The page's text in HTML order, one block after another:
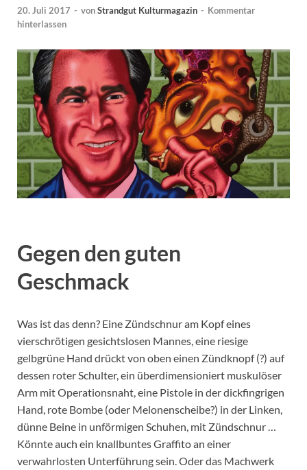
20. Juli 2017 - vonStrandgut Kulturmagazin - Kommentar
hinterlassen
Gegen den guten
Geschmack
Was ist das denn? Eine Zündschnur am Kopf eines
vierschrötigen gesichtslosen Mannes, eine riesige
gelbgrüne Hand drückt von oben einen Zündknopf (?) auf
dessen roter Schulter, ein überdimensioniert muskulöser
Arm mit Operationsnaht, eine Pistole in der dickfingrigen
Hand, rote Bombe (oder Melonenscheibe?) in der Linken,
dünne Beine in unförmigen Schuhen, mit Zündschnur …
Könnte auch ein knallbuntes Graffito an einer
verwahrlosten Unterführung sein. Oder das Machwerk